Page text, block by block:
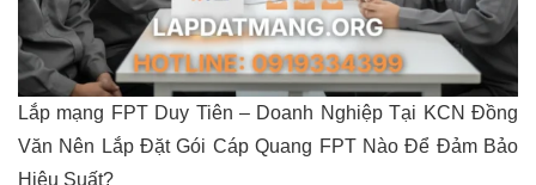
Lắp mạng FPT Duy Tiên – Doanh Nghiệp Tại KCN Đồng
Văn Nên Lắp Đặt Gói Cáp Quang FPT Nào Để Đảm Bảo
Hiệu Suất?